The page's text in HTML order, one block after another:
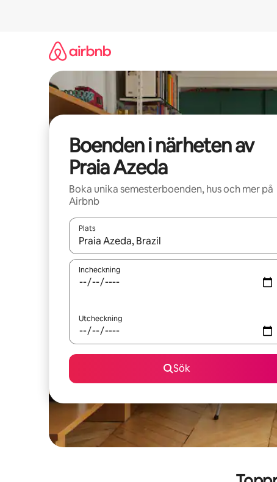
Boenden i närheten av
Praia Azeda
Boka unika semesterboenden, hus och mer på
Airbnb
Plats
När resultaten är tillgängliga kan du navigera
Incheckning
Utcheckning
Sök